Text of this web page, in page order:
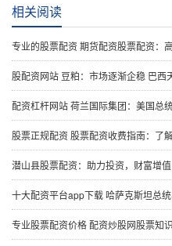
相关阅读
专业的股票配资 期货配资股票配资：
股配资网站 豆粕：市场逐渐企稳 巴西
配资杠杆网站 荷兰国际集团：美国总
股票正规配资 股票配资收费指南：了
潜山县股票配资：助力投资，财富增值
十大配资平台app下载 哈萨克斯坦总统与
专业股票配资价格 配资炒股网股票知